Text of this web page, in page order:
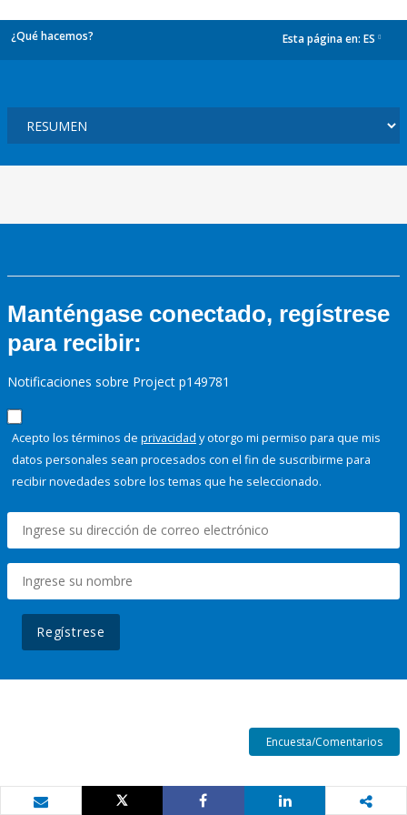
¿Qué hacemos? Esta página en: ES
Manténgase conectado, regístrese
para recibir:
Notificaciones sobre Project p149781
Acepto los términos de privacidad y otorgo mi permiso para que mis
datos personales sean procesados con el fin de suscribirme para
recibir novedades sobre los temas que he seleccionado.
Regístrese
Encuesta/Comentarios